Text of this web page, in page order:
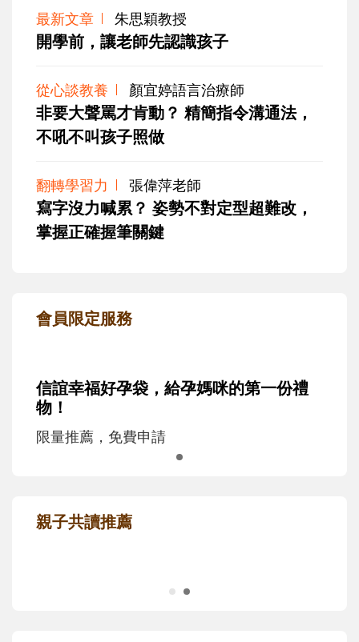
最新文章 朱思穎教授
開學前，讓老師先認識孩子
從心談教養 顏宜婷語言治療師
非要大聲罵才肯動？ 精簡指令溝通法，
不吼不叫孩子照做
翻轉學習力 張偉萍老師
寫字沒力喊累？ 姿勢不對定型超難改，
掌握正確握筆關鍵
會員限定服務